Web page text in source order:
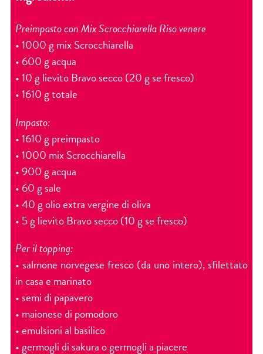
Preimpasto con Mix Scrocchiarella Riso venere
• 1000 g mix Scrocchiarella
• 600 g acqua
• 10 g lievito Bravo secco (20 g se fresco)
• 1610 g totale
Impasto:
• 1610 g preimpasto
• 1000 mix Scrocchiarella
• 900 g acqua
• 60 g sale
• 40 g olio extra vergine di oliva
• 5 g lievito Bravo secco (10 g se fresco)
Per il topping:
• salmone norvegese fresco (da uno intero), sfilettato
in casa e marinato
• semi di papavero
• maionese di pomodoro
• emulsioni al basilico
• germogli di sakura o germogli a piacere